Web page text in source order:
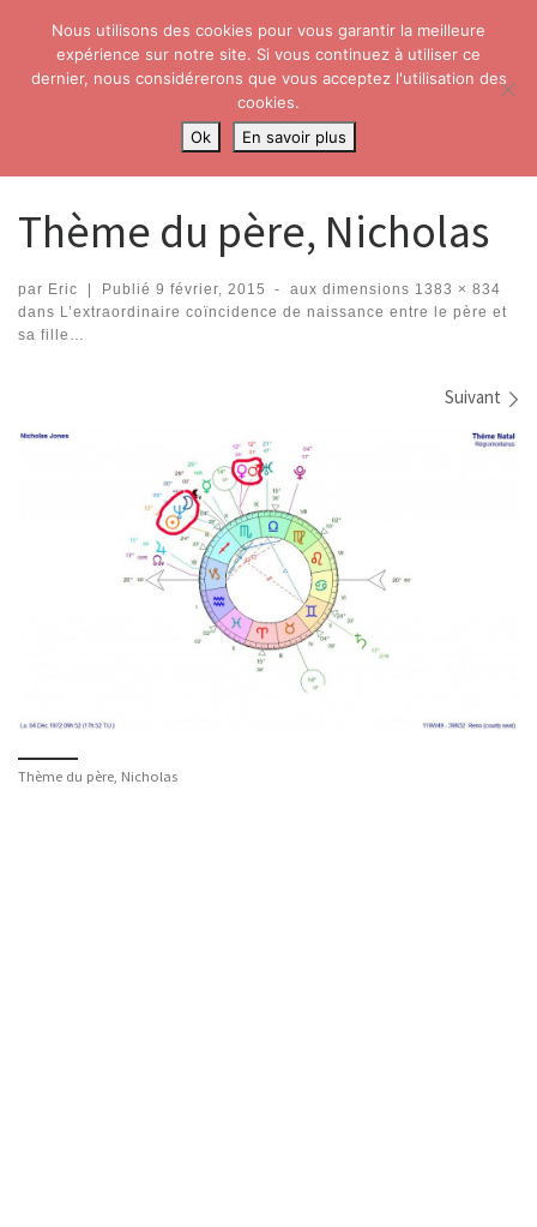
Skip to content
Search
L’extraordinaire coïncidence de naissance entre le père et
Thème du père, Nicholas
Thème du père, Nicholas
par Eric | Publié 9 février, 2015 - aux dimensions 1383 × 834
dans L’extraordinaire coïncidence de naissance entre le père et
sa fille…
Suivant
Thème du père, Nicholas
Nous utilisons des cookies pour vous garantir la meilleure
expérience sur notre site. Si vous continuez à utiliser ce
dernier, nous considérerons que vous acceptez l'utilisation des
cookies.
Ok
En savoir plus